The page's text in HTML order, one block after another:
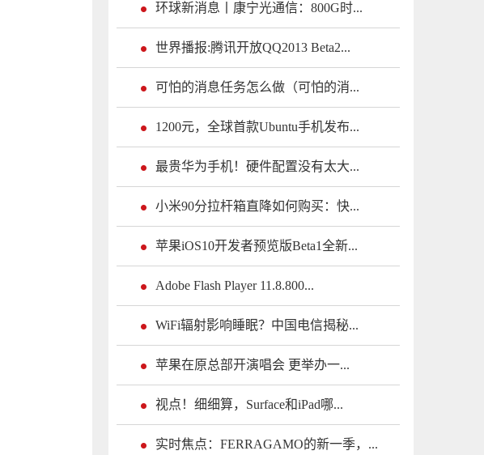
环球新消息丨康宁光通信：800G时...
世界播报:腾讯开放QQ2013 Beta2...
可怕的消息任务怎么做（可怕的消...
1200元，全球首款Ubuntu手机发布...
最贵华为手机！硬件配置没有太大...
小米90分拉杆箱直降如何购买：快...
苹果iOS10开发者预览版Beta1全新...
Adobe Flash Player 11.8.800...
WiFi辐射影响睡眠？中国电信揭秘...
苹果在原总部开演唱会 更举办一...
视点！细细算，Surface和iPad哪...
实时焦点：FERRAGAMO的新一季，...